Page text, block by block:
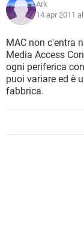
Ark
14 apr 2011
MAC non c'entra
Media Access
ogni periferica
puoi variare ed è
fabbrica.